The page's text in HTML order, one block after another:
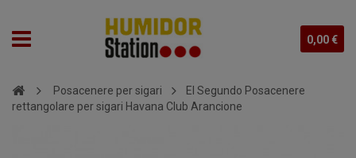
0,00 €
Posacenere per sigari
El Segundo Posacenere
rettangolare per sigari Havana Club Arancione